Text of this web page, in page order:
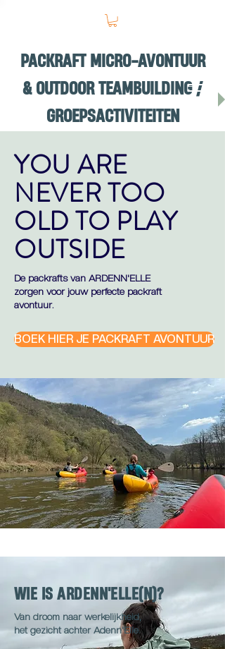
PACKRAFT MICRO-AVONTUUR
& OUTDOOR TEAMBUILDING /
GROEPSACTIVITEITEN
YOU ARE
NEVER TOO
OLD TO PLAY
OUTSIDE
De packrafts van ARDENN'ELLE
zorgen voor jouw perfecte packraft
avontuur.
BOEK HIER JE PACKRAFT AVONTUUR
WIE IS ARDENN'ELLE(N)?
Van droom naar werkelijkheid,
het gezicht achter Adenn'Elle.